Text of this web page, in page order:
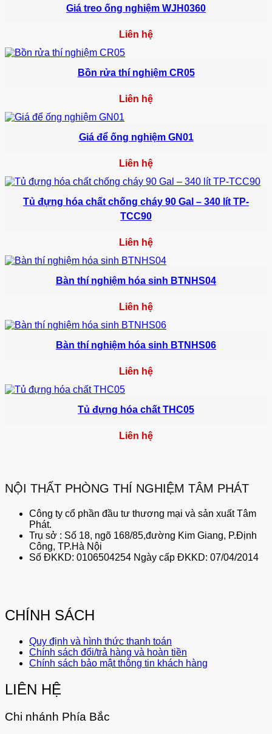
Giá treo ống nghiệm WJH0360
Liên hệ
Bồn rửa thí nghiệm CR05
Liên hệ
Giá để ống nghiệm GN01
Liên hệ
Tủ đựng hóa chất chống cháy 90 Gal – 340 lít TP-
TCC90
Liên hệ
Bàn thí nghiệm hóa sinh BTNHS04
Liên hệ
Bàn thí nghiệm hóa sinh BTNHS06
Liên hệ
Tủ đựng hóa chất THC05
Liên hệ
NỘI THẤT PHÒNG THÍ NGHIỆM TÂM PHÁT
Công ty cổ phần đầu tư thương mại và sản xuất Tâm
Phát.
Trụ sở : Số 18, ngõ 168/85,đường Kim Giang, P.Định
Công, TP.Hà Nội
Số ĐKKD: 0106504254 Ngày cấp ĐKKD: 07/04/2014
CHÍNH SÁCH
Quy định và hình thức thanh toán
Chính sách đổi/trả hàng và hoàn tiền
Chính sách bảo mật thông tin khách hàng
LIÊN HỆ
Chi nhánh Phía Bắc